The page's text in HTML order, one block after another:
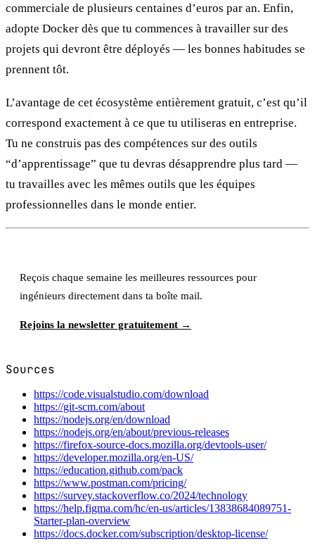
commerciale de plusieurs centaines d’euros par an. Enfin,
adopte Docker dès que tu commences à travailler sur des
projets qui devront être déployés — les bonnes habitudes se
prennent tôt.
L’avantage de cet écosystème entièrement gratuit, c’est qu’il
correspond exactement à ce que tu utiliseras en entreprise.
Tu ne construis pas des compétences sur des outils
“d’apprentissage” que tu devras désapprendre plus tard —
tu travailles avec les mêmes outils que les équipes
professionnelles dans le monde entier.
Reçois chaque semaine les meilleures ressources pour
ingénieurs directement dans ta boîte mail.
Rejoins la newsletter gratuitement →
Sources
https://code.visualstudio.com/download
https://git-scm.com/about
https://nodejs.org/en/download
https://nodejs.org/en/about/previous-releases
https://firefox-source-docs.mozilla.org/devtools-user/
https://developer.mozilla.org/en-US/
https://education.github.com/pack
https://www.postman.com/pricing/
https://survey.stackoverflow.co/2024/technology
https://help.figma.com/hc/en-us/articles/13838684089751-
Starter-plan-overview
https://docs.docker.com/subscription/desktop-license/